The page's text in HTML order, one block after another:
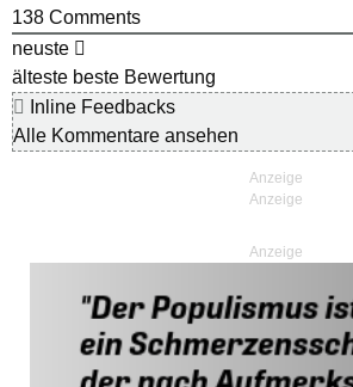
138 Comments
neuste
älteste beste Bewertung
Inline Feedbacks
Alle Kommentare ansehen
Anzeige